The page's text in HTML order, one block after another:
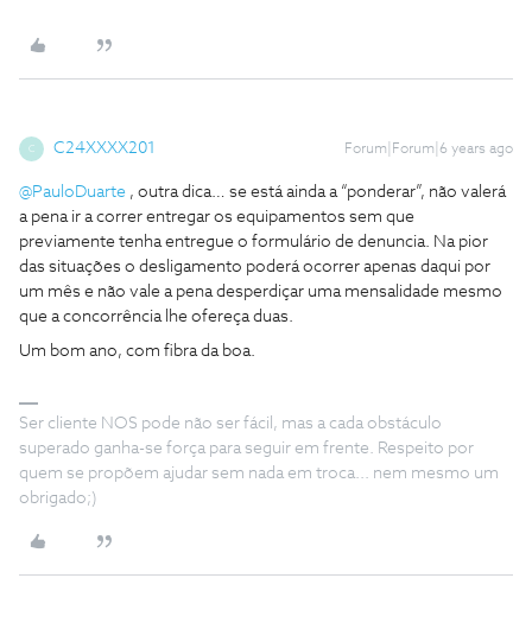
C C24XXXX201 Forum|Forum|6 years ago
@PauloDuarte , outra dica… se está ainda a “ponderar”, não valerá
a pena ir a correr entregar os equipamentos sem que
previamente tenha entregue o formulário de denuncia. Na pior
das situações o desligamento poderá ocorrer apenas daqui por
um mês e não vale a pena desperdiçar uma mensalidade mesmo
que a concorrência lhe ofereça duas.
Um bom ano, com fibra da boa.
Ser cliente NOS pode não ser fácil, mas a cada obstáculo
superado ganha-se força para seguir em frente. Respeito por
quem se propõem ajudar sem nada em troca... nem mesmo um
obrigado;)